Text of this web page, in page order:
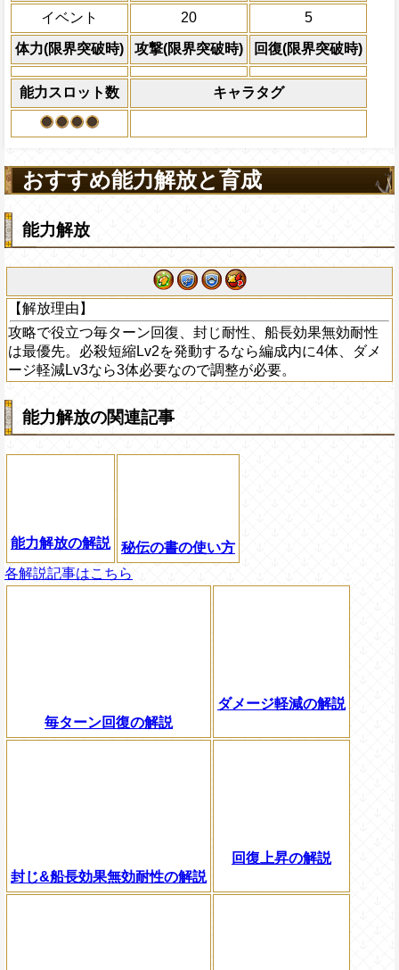
イベント 20 5
体力(限界突破時) 攻撃(限界突破時) 回復(限界突破時)
能力スロット数 キャラタグ
必殺技
敵1体のHPを25%減
体力の上限を無視し
×30倍の全プレイヤー
(最大体力の2倍上限
えている時、体力満
になる)、全プレイヤ
アクション
2ターンの間敵全体
を30%下げ、自由タ
げる
おすすめ能力解放と育成
能力解放
【解放理由】
攻略で役立つ毎ターン回復、封じ耐性、船長効果無効耐性
は最優先。必殺短縮Lv2を発動するなら編成内に4体、ダメ
ージ軽減Lv3なら3体必要なので調整が必要。
能力解放の関連記事
能力解放の解説
秘伝の書の使い方
各解説記事はこちら
毎ターン回復の解説
ダメージ軽減の解説
封じ&船長効果無効耐性の解説
回復上昇の解説